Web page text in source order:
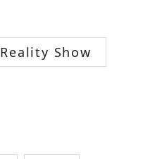
Reality Show